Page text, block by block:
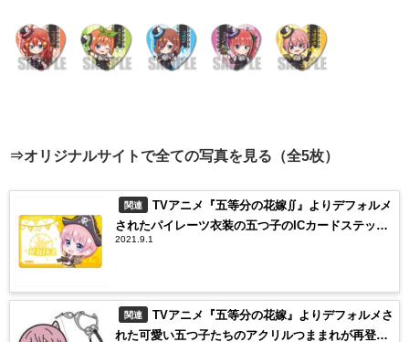
⇒オリジナルサイトで全ての写真を見る（全5枚）
関連
TVアニメ『五等分の花嫁∬』よりデフォルメ
されたパイレーツ衣装の五つ子のICカードステッカ
ーが新登場！
2021.9.1
関連
TVアニメ『五等分の花嫁』よりデフォルメさ
れた可愛い五つ子たちのアクリルつままれが再登